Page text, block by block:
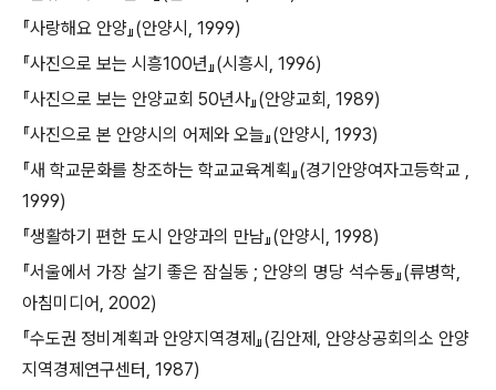
『사랑해요 안양』(안양시, 1999)
『사진으로 보는 시흥100년』(시흥시, 1996)
『사진으로 보는 안양교회 50년사』(안양교회, 1989)
『사진으로 본 안양시의 어제와 오늘』(안양시, 1993)
『새 학교문화를 창조하는 학교교육계획』(경기안양여자고등학교 ,
1999)
『생활하기 편한 도시 안양과의 만남』(안양시, 1998)
『서울에서 가장 살기 좋은 잠실동 ; 안양의 명당 석수동』(류병학,
아침미디어, 2002)
『수도권 정비계획과 안양지역경제』(김안제, 안양상공회의소 안양
지역경제연구센터, 1987)